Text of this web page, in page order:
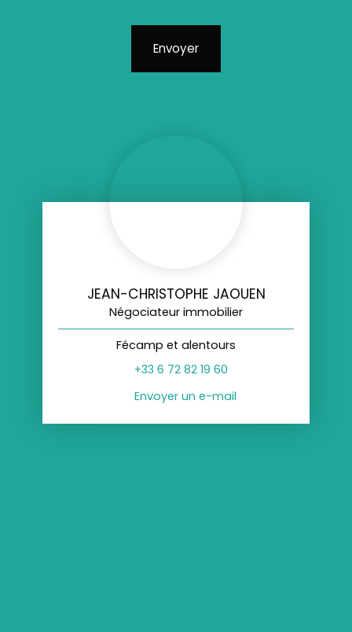
Envoyer
JEAN-CHRISTOPHE JAOUEN
Négociateur immobilier
Fécamp et alentours
+33 6 72 82 19 60
Envoyer un e-mail